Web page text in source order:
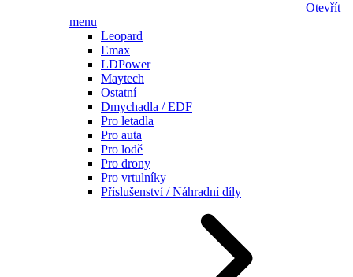
Otevřít
menu
Leopard
Emax
LDPower
Maytech
Ostatní
Dmychadla / EDF
Pro letadla
Pro auta
Pro lodě
Pro drony
Pro vrtulníky
Příslušenství / Náhradní díly